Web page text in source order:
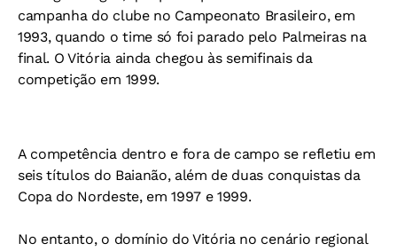
campanha do clube no Campeonato Brasileiro, em
1993, quando o time só foi parado pelo Palmeiras na
final. O Vitória ainda chegou às semifinais da
competição em 1999.
A competência dentro e fora de campo se refletiu em
seis títulos do Baianão, além de duas conquistas da
Copa do Nordeste, em 1997 e 1999.
No entanto, o domínio do Vitória no cenário regional